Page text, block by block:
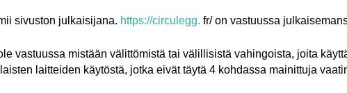
sivuston julkaisijana. https://circulegg. fr/ on vastuussa
vastuussa mistään välittömistä tai välillisistä vahingoista, joita
laitteiden käytöstä, jotka eivät täytä 4 kohdassa mainittuja